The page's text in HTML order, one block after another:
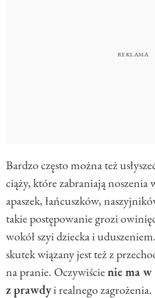
Bardzo często można też
ciąży, które zabraniają noszenia
apaszek, łańcuszków,
takie postępowanie grozi
wokół szyi dziecka i
skutek wiązany jest też z
na pranie. Oczywiścienie ma
z prawdyi realnego zagrożenia.